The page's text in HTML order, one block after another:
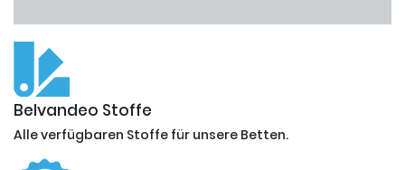
Belvandeo Stoffe
Alle verfügbaren Stoffe für unsere Betten.